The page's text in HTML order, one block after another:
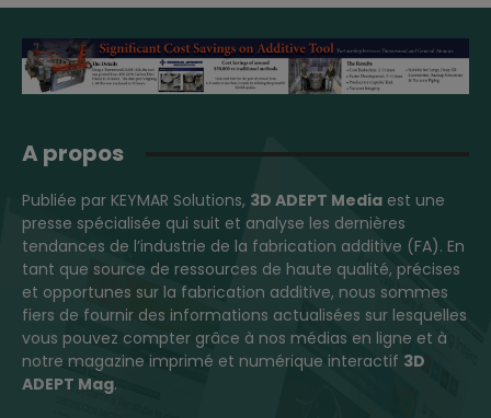
A propos
Publiée par KEYMAR Solutions, 3D ADEPT Media est une
presse spécialisée qui suit et analyse les dernières
tendances de l’industrie de la fabrication additive (FA). En
tant que source de ressources de haute qualité, précises
et opportunes sur la fabrication additive, nous sommes
fiers de fournir des informations actualisées sur lesquelles
vous pouvez compter grâce à nos médias en ligne et à
notre magazine imprimé et numérique interactif 3D
ADEPT Mag.